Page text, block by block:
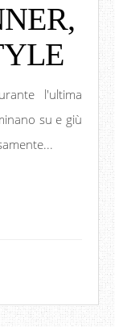
l'ultima
su e giù